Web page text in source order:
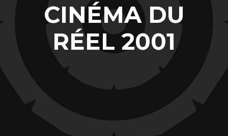
CINÉMA DU
RÉEL 2001